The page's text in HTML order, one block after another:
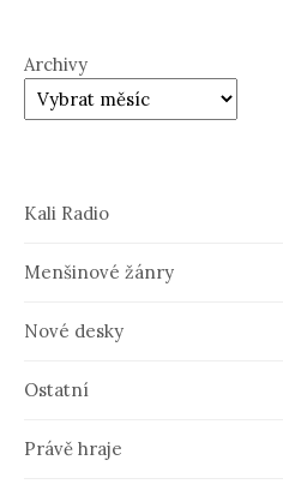
Archivy
Kali Radio
Menšinové žánry
Nové desky
Ostatní
Právě hraje